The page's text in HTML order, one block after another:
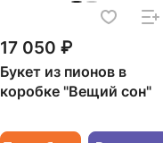
17 050 ₽
Букет из пионов в
коробке "Вещий сон"